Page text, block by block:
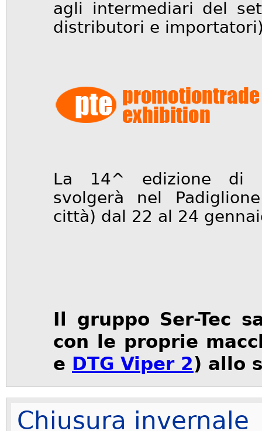
agli intermediari del
distributori e
La 14^ edizione di
svolgerà nel
città) dal 22 al 24
Il gruppo Ser-Tec
con le proprie
e DTG Viper 2) allo
Chiusura invernale